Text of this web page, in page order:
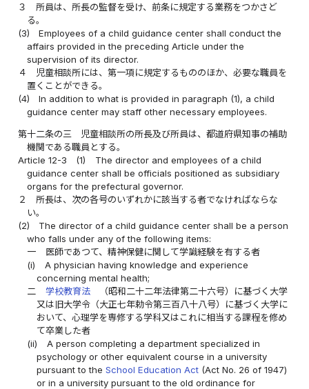
３
所員は、所長の監督を受け、前条に規定する業務をつかさど
る。
(3)
Employees of a child guidance center shall conduct the
affairs provided in the preceding Article under the
supervision of its director.
４
児童相談所には、第一項に規定するもののほか、必要な職員を
置くことができる。
(4)
In addition to what is provided in paragraph (1), a child
guidance center may staff other necessary employees.
第十二条の三
児童相談所の所長及び所員は、都道府県知事の補助
機関である職員とする。
Article 12-3
(1)
The director and employees of a child
guidance center shall be officials positioned as subsidiary
organs for the prefectural governor.
２
所長は、次の各号のいずれかに該当する者でなければならな
い。
(2)
The director of a child guidance center shall be a person
who falls under any of the following items:
一
医師であつて、精神保健に関して学識経験を有する者
(i)
A physician having knowledge and experience
concerning mental health;
二
学校教育法（昭和二十二年法律第二十六号）に基づく大学
又は旧大学令（大正七年勅令第三百八十八号）に基づく大学に
おいて、心理学を専修する学科又はこれに相当する課程を修め
て卒業した者
(ii)
A person completing a department specialized in
psychology or other equivalent course in a university
pursuant to the School Education Act(Act No. 26 of 1947)
or in a university pursuant to the old ordinance for